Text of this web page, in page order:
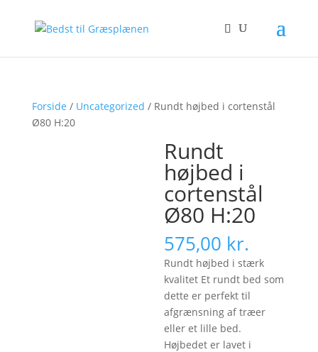
Forside / Uncategorized / Rundt højbed i cortenstål
Ø80 H:20
Rundt
højbed i
cortenstål
Ø80 H:20
575,00 kr.
Rundt højbed i stærk
kvalitet Et rundt bed som
dette er perfekt til
afgrænsning af træer
eller et lille bed.
Højbedet er lavet i